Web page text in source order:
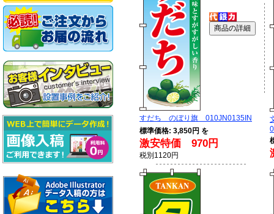
すだち のぼり旗 010JN0135IN
標準価格: 3,850円 を
激安特価 970円
税別1120円